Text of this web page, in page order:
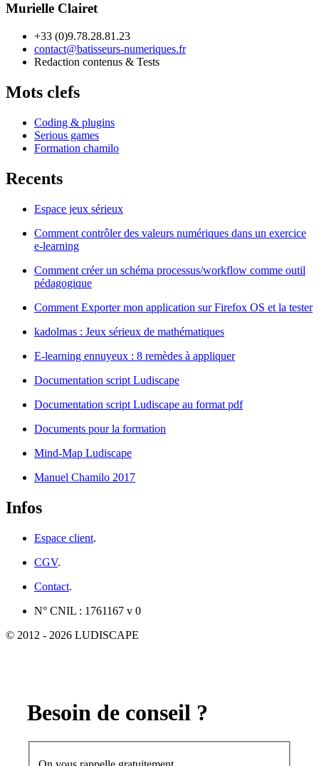
Murielle Clairet
+33 (0)9.78.28.81.23
contact@batisseurs-numeriques.fr
Redaction contenus & Tests
Mots clefs
Coding & plugins
Serious games
Formation chamilo
Recents
Espace jeux sérieux
Comment contrôler des valeurs numériques dans un exercice
e-learning
Comment créer un schéma processus/workflow comme outil
pédagogique
Comment Exporter mon application sur Firefox OS et la tester
kadolmas : Jeux sérieux de mathématiques
E-learning ennuyeux : 8 remèdes à appliquer
Documentation script Ludiscape
Documentation script Ludiscape au format pdf
Documents pour la formation
Mind-Map Ludiscape
Manuel Chamilo 2017
Infos
Espace client.
CGV.
Contact.
N° CNIL : 1761167 v 0
© 2012 - 2026 LUDISCAPE
Besoin de conseil ?